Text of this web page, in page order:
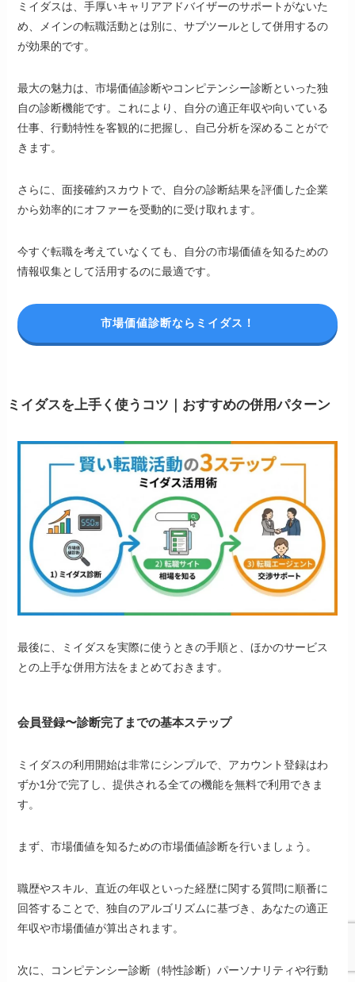
ミイダスは、手厚いキャリアアドバイザーのサポートがないた
め、メインの転職活動とは別に、サブツールとして併用するの
が効果的です。
最大の魅力は、市場価値診断やコンピテンシー診断といった独
自の診断機能です。これにより、自分の適正年収や向いている
仕事、行動特性を客観的に把握し、自己分析を深めることがで
きます。
さらに、面接確約スカウトで、自分の診断結果を評価した企業
から効率的にオファーを受動的に受け取れます。
今すぐ転職を考えていなくても、自分の市場価値を知るための
情報収集として活用するのに最適です。
市場価値診断ならミイダス！
ミイダスを上手く使うコツ｜おすすめの併用パターン
最後に、ミイダスを実際に使うときの手順と、ほかのサービス
との上手な併用方法をまとめておきます。
会員登録〜診断完了までの基本ステップ
ミイダスの利用開始は非常にシンプルで、アカウント登録はわ
ずか1分で完了し、提供される全ての機能を無料で利用できま
す。
まず、市場価値を知るための市場価値診断を行いましょう。
職歴やスキル、直近の年収といった経歴に関する質問に順番に
回答することで、独自のアルゴリズムに基づき、あなたの適正
年収や市場価値が算出されます。
次に、コンピテンシー診断（特性診断）パーソナリティや行動